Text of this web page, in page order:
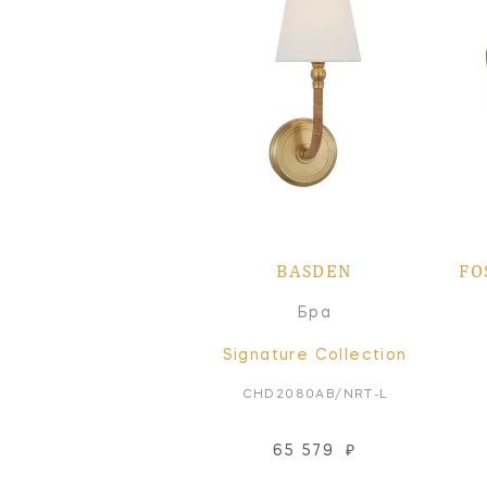
BASDEN
Бра
Signature Collection
CHD2080AB/NRT-L
65 579 ₽